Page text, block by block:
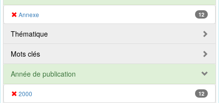
Annexe 12
Thématique
Mots clés
Année de publication
2000 12